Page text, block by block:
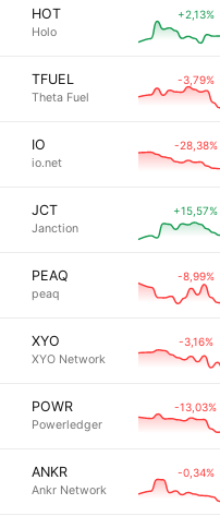
HOT
Holo
+2,13%
TFUEL
Theta Fuel
-3,79%
IO
io.net
-28,38%
JCT
Janction
+15,57%
PEAQ
peaq
-8,99%
XYO
XYO Network
-3,16%
POWR
Powerledger
-13,03%
ANKR
Ankr Network
-0,34%